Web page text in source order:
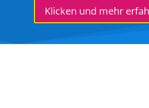
Klicken und mehr